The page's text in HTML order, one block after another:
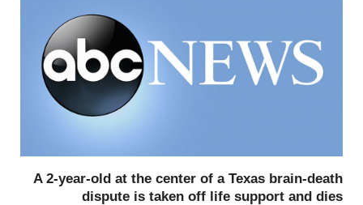
A 2-year-old at the center of a Texas brain-death
dispute is taken off life support and dies